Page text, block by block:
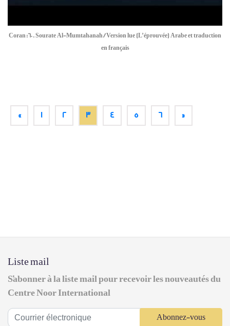
Coran:60. Sourate Al-Mumtahanah / Version lue (L’éprouvée) Arabe et traduction
en français
« 1 2 3 4 5 6 »
Liste mail
S'abonner à la liste mail pour recevoir les nouveautés du
Centre Noor International
Abonnez-vous